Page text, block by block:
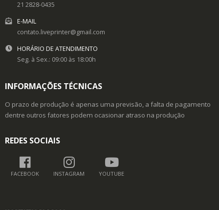
21 2828-0435
E-MAIL
contato.liveprinter@gmail.com
HORÁRIO DE ATENDIMENTO
Seg. à Sex.: 09:00 às 18:00h
INFORMAÇÕES TÉCNICAS
O prazo de produção é apenas uma previsão, a falta de pagamento
dentre outros fatores podem ocasionar atraso na produção
REDES SOCIAIS
FACEBOOK INSTAGRAM YOUTUBE